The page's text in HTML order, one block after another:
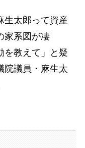
生太郎って資産
家系図が凄
を教えて」と疑
院議員・麻生太